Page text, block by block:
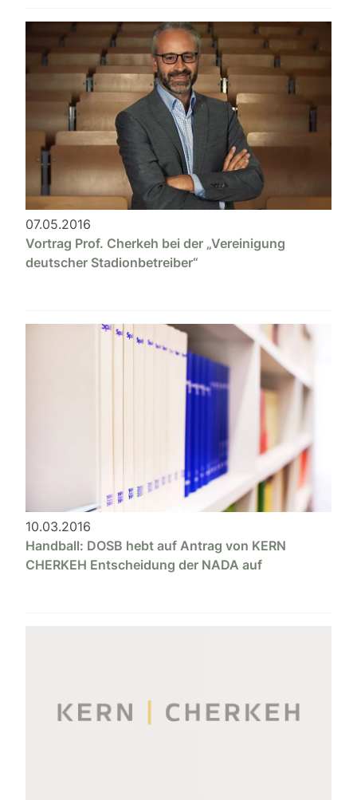
07.05.2016
Vortrag Prof. Cherkeh bei der „Vereinigung
deutscher Stadionbetreiber“
10.03.2016
Handball: DOSB hebt auf Antrag von KERN
CHERKEH Entscheidung der NADA auf